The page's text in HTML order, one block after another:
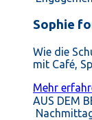
Sophie
Wie die
mit Café,
Mehr
AUS DEM